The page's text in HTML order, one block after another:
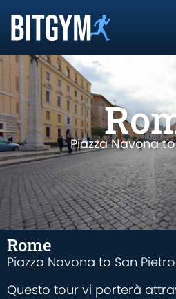
Piazza Navona
Rome
Piazza Navona to San Pietro
Questo tour vi porterà